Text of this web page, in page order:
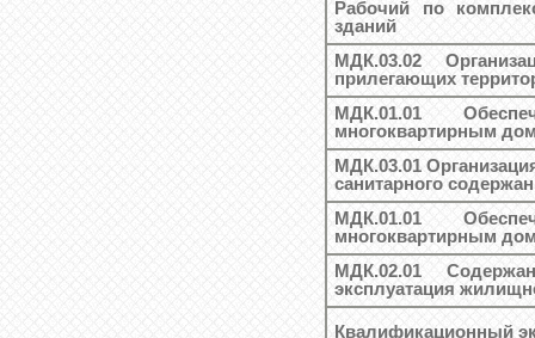
Рабочий по
зданий
МДК.03.02
прилегающих
МДК.01.01
многоквартирным
МДК.03.01
санитарного
МДК.01.01
многоквартирным
МДК.02.01
эксплуатация
Квалификационный